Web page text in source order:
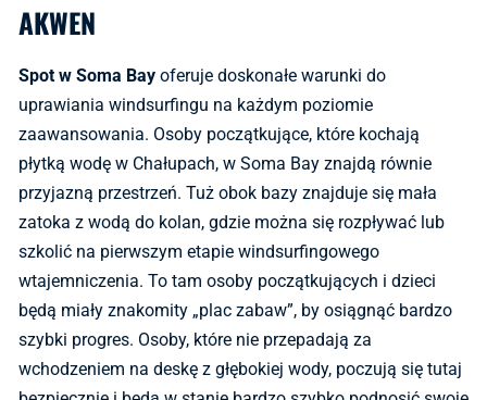
AKWEN
Spot w Soma Bay oferuje doskonałe warunki do
uprawiania windsurfingu na każdym poziomie
zaawansowania. Osoby początkujące, które kochają
płytką wodę w Chałupach, w Soma Bay znajdą równie
przyjazną przestrzeń. Tuż obok bazy znajduje się mała
zatoka z wodą do kolan, gdzie można się rozpływać lub
szkolić na pierwszym etapie windsurfingowego
wtajemniczenia. To tam osoby początkujących i dzieci
będą miały znakomity „plac zabaw”, by osiągnąć bardzo
szybki progres. Osoby, które nie przepadają za
wchodzeniem na deskę z głębokiej wody, poczują się tutaj